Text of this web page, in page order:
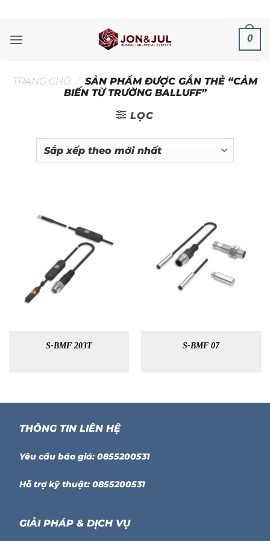
nội
0
TRANG CHỦ / SẢN PHẨM ĐƯỢC GẮN THẺ “CẢM
BIẾN TỪ TRƯỜNG BALLUFF”
LỌC
S-BMF 203T S-BMF 07
THÔNG TIN LIÊN HỆ
Yêu cầu báo giá: 0855200531
Hỗ trợ kỹ thuật: 0855200531
GIẢI PHÁP & DỊCH VỤ